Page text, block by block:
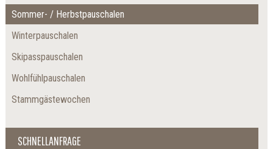
Sommer- / Herbstpauschalen
Winterpauschalen
Skipasspauschalen
Wohlfühlpauschalen
Stammgästewochen
SCHNELLANFRAGE